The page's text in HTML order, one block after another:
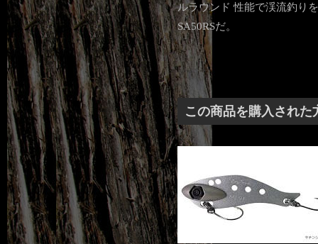
ルラウンド 性能で渓流釣り
SA50RSだ。
この商品を購入され